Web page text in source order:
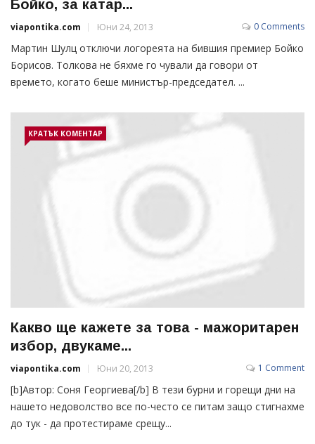
Бойко, за катар...
viapontika.com Юни 24, 2013 0 Comments
Мартин Шулц отключи логореята на бившия премиер Бойко
Борисов. Толкова не бяхме го чували да говори от
времето, когато беше министър-председател. ...
КРАТЪК КОМЕНТАР
Какво ще кажете за това - мажоритарен
избор, двукаме...
viapontika.com Юни 20, 2013 1 Comment
[b]Автор: Соня Георгиева[/b] В тези бурни и горещи дни на
нашето недоволство все по-често се питам защо стигнахме
до тук - да протестираме срещу...